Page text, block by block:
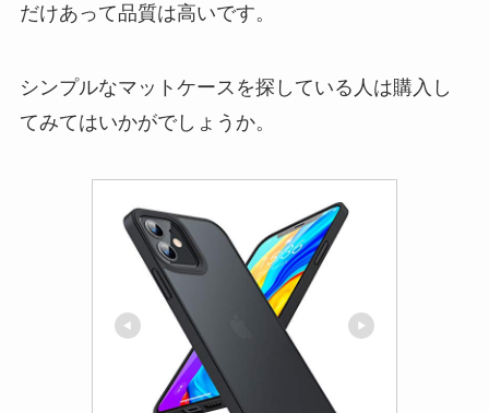
だけあって品質は高いです。
シンプルなマットケースを探している人は購入し
てみてはいかがでしょうか。